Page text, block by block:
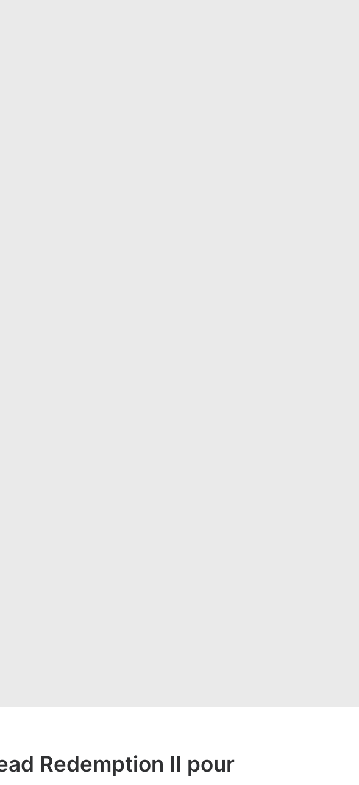
Redemption II pour